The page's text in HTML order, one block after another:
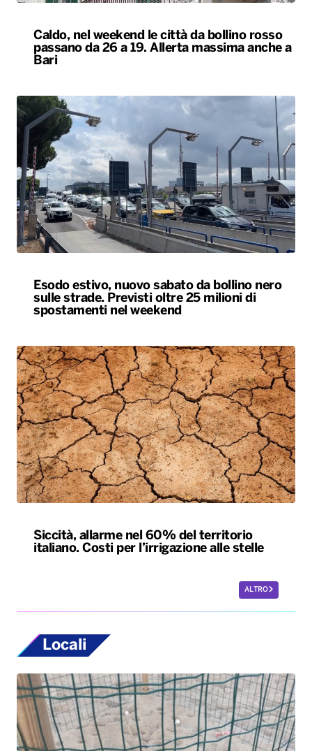
Caldo, nel weekend le città da bollino rosso
passano da 26 a 19. Allerta massima anche a
Bari
Esodo estivo, nuovo sabato da bollino nero
sulle strade. Previsti oltre 25 milioni di
spostamenti nel weekend
Siccità, allarme nel 60% del territorio
italiano. Costi per l’irrigazione alle stelle
ALTRO
Locali